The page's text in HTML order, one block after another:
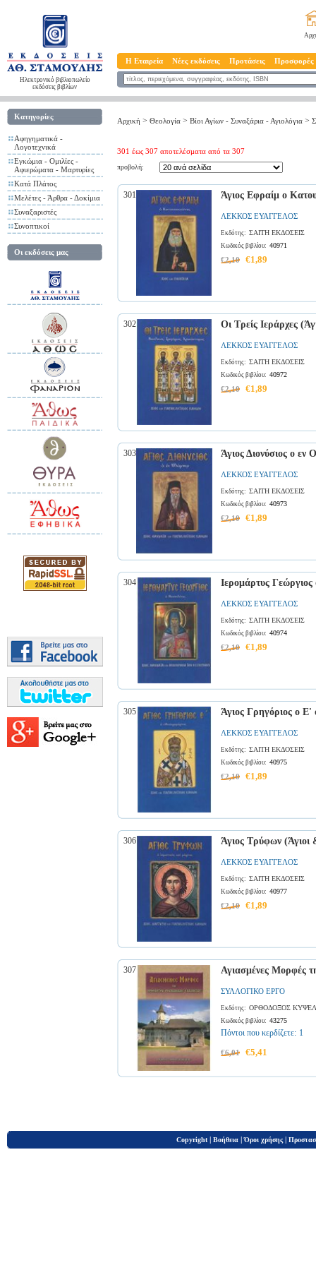
Ηλεκτρονικό βιβλιοπωλείο
εκδόσεις βιβλίων
Η Εταιρεία Νέες εκδόσεις Προτάσεις Προσφορές
Κατηγορίες
Αφηγηματικά -
Λογοτεχνικά
Εγκώμια - Ομιλίες -
Αφιερώματα - Μαρτυρίες
Κατά Πλάτος
Μελέτες - Άρθρα - Δοκίμια
Συναξαριστές
Συνοπτικοί
Οι εκδόσεις μας
Αρχική > Θεολογία > Βίοι Αγίων - Συναξάρια - Αγιολόγια >
301 έως 307 αποτελέσματα από τα 307
προβολή:
301 Άγιος Εφραίμ ο
ΛΕΚΚΟΣ ΕΥΑΓΓΕΛΟΣ
Εκδότης: ΣΑΙΤΗ ΕΚΔΟΣΕΙΣ
Κωδικός βιβλίου: 40971
€2,10 €1,89
302 Οι Τρείς Ιεράρχες
ΛΕΚΚΟΣ ΕΥΑΓΓΕΛΟΣ
Εκδότης: ΣΑΙΤΗ ΕΚΔΟΣΕΙΣ
Κωδικός βιβλίου: 40972
€2,10 €1,89
303 Άγιος Διονύσιος ο
ΛΕΚΚΟΣ ΕΥΑΓΓΕΛΟΣ
Εκδότης: ΣΑΙΤΗ ΕΚΔΟΣΕΙΣ
Κωδικός βιβλίου: 40973
€2,10 €1,89
304 Ιερομάρτυς
ΛΕΚΚΟΣ ΕΥΑΓΓΕΛΟΣ
Εκδότης: ΣΑΙΤΗ ΕΚΔΟΣΕΙΣ
Κωδικός βιβλίου: 40974
€2,10 €1,89
305 Άγιος Γρηγόριος ο Ε'
ΛΕΚΚΟΣ ΕΥΑΓΓΕΛΟΣ
Εκδότης: ΣΑΙΤΗ ΕΚΔΟΣΕΙΣ
Κωδικός βιβλίου: 40975
€2,10 €1,89
306 Άγιος Τρύφων (Άγιοι
ΛΕΚΚΟΣ ΕΥΑΓΓΕΛΟΣ
Εκδότης: ΣΑΙΤΗ ΕΚΔΟΣΕΙΣ
Κωδικός βιβλίου: 40977
€2,10 €1,89
307 Αγιασμένες Μορφές
ΣΥΛΛΟΓΙΚΟ ΕΡΓΟ
Εκδότης: ΟΡΘΟΔΟΞΟΣ
Κωδικός βιβλίου: 43275
Πόντοι που κερδίζετε: 1
€6,01 €5,41
Copyright | Βοήθεια |Όροι χρήσης |